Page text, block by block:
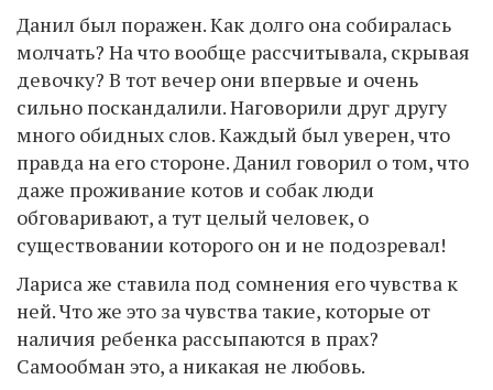
Данил был поражен. Как долго она собиралась
молчать? На что вообще рассчитывала, скрывая
девочку? В тот вечер они впервые и очень
сильно поскандалили. Наговорили друг другу
много обидных слов. Каждый был уверен, что
правда на его стороне. Данил говорил о том, что
даже проживание котов и собак люди
обговаривают, а тут целый человек, о
существовании которого он и не подозревал!
Лариса же ставила под сомнения его чувства к
ней. Что же это за чувства такие, которые от
наличия ребенка рассыпаются в прах?
Самообман это, а никакая не любовь.